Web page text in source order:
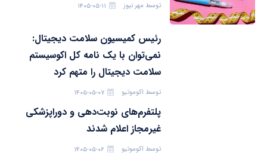
توسط مهر نیوز ۱۴۰۵-۰۵-۱۱
رئیس کمیسیون سلامت دیجیتال:
نمی‌توان با یک نامه کل اکوسیستم
سلامت دیجیتال را متهم کرد
توسط اکوموتیو ۱۴۰۵-۰۵-۰۷
پلتفرم‌های نوبت‌دهی و دوراپزشکی
غیرمجاز اعلام شدند
توسط اکوموتیو ۱۴۰۵-۰۵-۰۶